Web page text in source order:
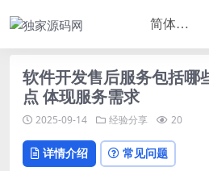
软件开发售后服务包括哪
点 体现服务需求
2025-09-14 经验分享 20
详情介绍 常见问题